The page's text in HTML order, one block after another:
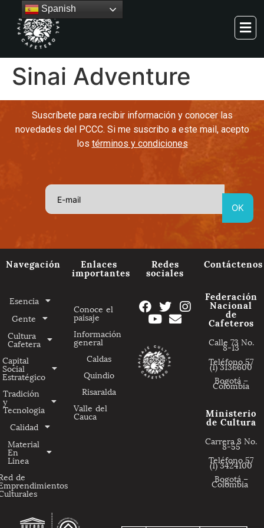
Sinai Adventure
Suscríbete para recibir información y conocer las
novedades del PCCC. Si me suscribo a este mail, acepto
los términos y condiciones
Navegación
Esencia
Gente
Cultura
Cafetera
Capital
Social
Estratégico
Tradición
y
Tecnologia
Calidad
Material
En
Linea
de
Enlaces
importantes
Conoce el
paisaje
Información
general
Caldas
Quindio
Risaralda
Valle del
Cauca
Redes
sociales
Contáctenos
Federación
Nacional
de
Cafeteros
Calle 73 No.
8-13
Teléfono 57
(1) 3136600
Bogotá –
Colombia
Ministerio
de Cultura
Carrera 8 No.
8-55
Teléfono 57
(1) 3424100
Bogotá –
Colombia
Spanish